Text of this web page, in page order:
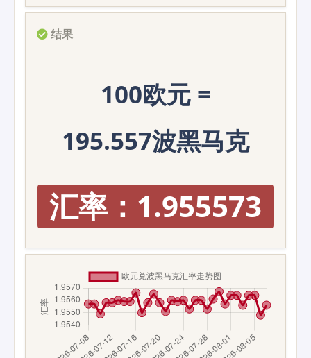
结果
100欧元 =
195.557波黑马克
汇率：1.955573